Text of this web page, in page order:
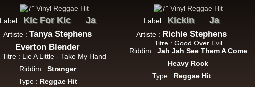
13.95€
Label : Kic For Kic Ja
Artiste :Tanya Stephens
Everton Blender
Titre : Lie A Little - Take My Hand
Riddim : Stranger
Type : Reggae Hit
Label : Kickin Ja
Artiste : Richie Stephens
Titre : Good Over Evil
Riddim : Jah Jah See Them A Come
Heavy Rock
Type : Reggae Hit